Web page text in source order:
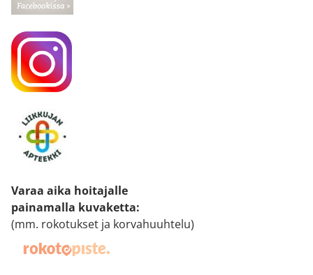
Varaa aika hoitajalle
painamalla kuvaketta:
(mm. rokotukset ja korvahuuhtelu)